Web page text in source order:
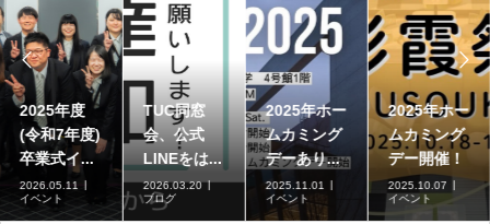

2025年度
(令和7年度)
卒業式イ...
2026.05.11
イベント
TUC同窓
会、公式
LINEをは...
2026.03.20
ブログ
2025年ホー
ムカミング
デーあり...
2025.11.01
イベント
2025年ホー
ムカミング
デー開催！
2025.10.07
イベント
